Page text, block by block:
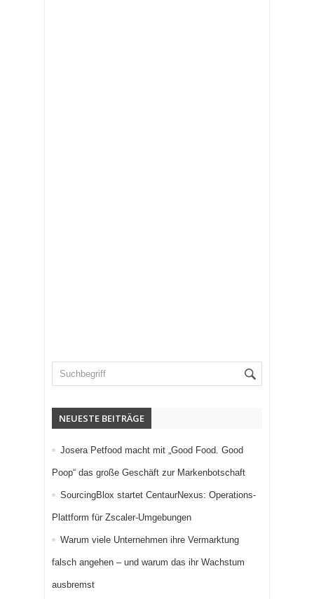
NEUESTE BEITRÄGE
Josera Petfood macht mit „Good Food. Good
Poop“ das große Geschäft zur Markenbotschaft
SourcingBlox startet CentaurNexus: Operations-
Plattform für Zscaler-Umgebungen
Warum viele Unternehmen ihre Vermarktung
falsch angehen – und warum das ihr Wachstum
ausbremst